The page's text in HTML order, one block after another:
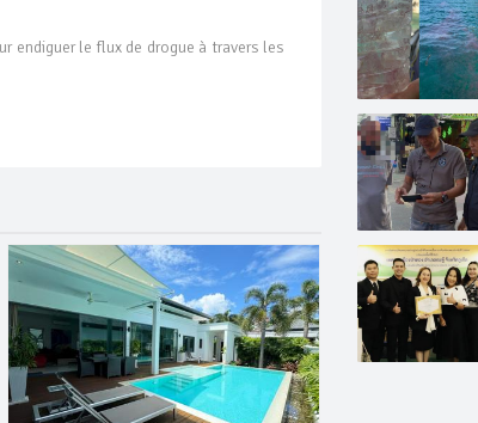
endiguer le flux de drogue à travers les